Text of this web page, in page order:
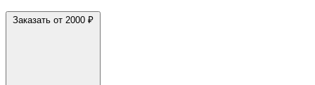
Заказать от 2000 ₽